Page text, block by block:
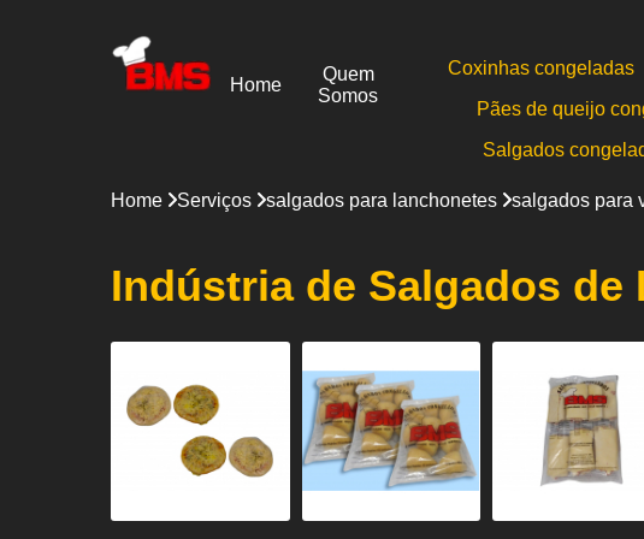
Home
Quem
Somos
Coxinhas congeladas
Pães de queijo
Salgados
Home Serviços salgados para lanchonetes salgados para
Indústria de Salgados de